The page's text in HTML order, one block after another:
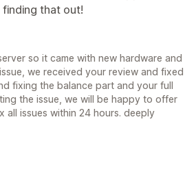
that out!
so it came with new hardware and
we received your review and fixed
fixing the balance part and your full
the issue, we will be happy to offer
issues within 24 hours. deeply